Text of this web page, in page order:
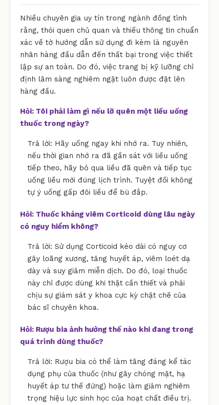
Nhiều chuyên gia uy tín trong ngành đồng tình
rằng, thói quen chủ quan và thiếu thông tin chuẩn
xác về tờ hướng dẫn sử dụng đi kèm là nguyên
nhân hàng đầu dẫn đến thất bại trong việc thiết
lập sự an toàn. Do đó, việc trang bị kỹ lưỡng chỉ
định lâm sàng nghiêm ngặt luôn được đặt lên
hàng đầu.
Hỏi: Tôi phải làm gì nếu lỡ quên một liều uống
thuốc trong ngày?
Trả lời: Hãy uống ngay khi nhớ ra. Tuy nhiên,
nếu thời gian nhớ ra đã gần sát với liều uống
tiếp theo, hãy bỏ qua liều đã quên và tiếp tục
uống liều mới đúng lịch trình. Tuyệt đối không
tự ý uống gấp đôi liều để bù đắp.
Hỏi: Thuốc kháng viêm Corticoid dùng lâu ngày
có nguy hiểm không?
Trả lời: Sử dụng Corticoid kéo dài có nguy cơ
gây loãng xương, tăng huyết áp, viêm loét dạ
dày và suy giảm miễn dịch. Do đó, loại thuốc
này chỉ được dùng khi thật cần thiết và phải
chịu sự giám sát y khoa cực kỳ chặt chẽ của
bác sĩ chuyên khoa.
Hỏi: Rượu bia ảnh hưởng thế nào khi đang trong
quá trình dùng thuốc?
Trả lời: Rượu bia có thể làm tăng đáng kể tác
dụng phụ của thuốc (như gây chóng mặt, hạ
huyết áp tư thế đứng) hoặc làm giảm nghiêm
trọng hiệu lực sinh học của hoạt chất điều trị.